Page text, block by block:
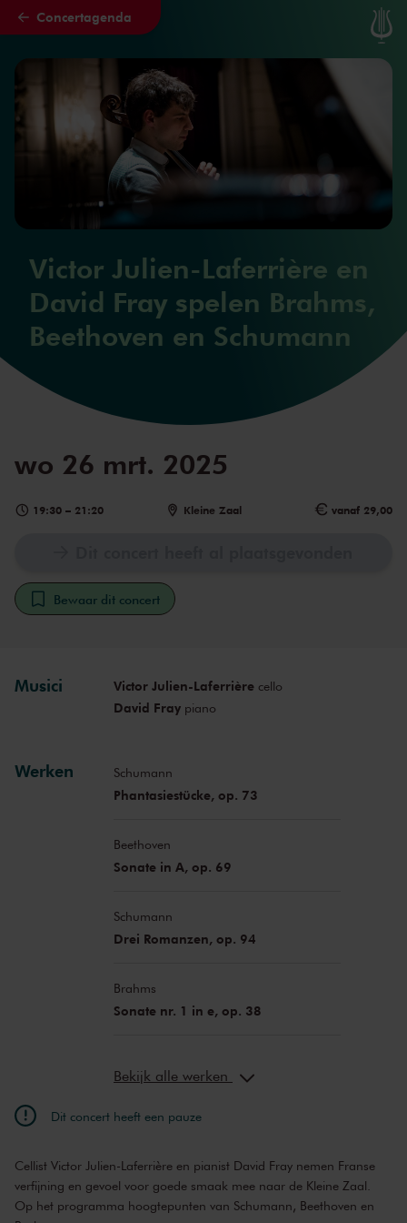
Naar hoofdcontent
Concertagenda
Victor Julien-Laferrière en
David Fray spelen Brahms,
Beethoven en Schumann
wo 26 mrt. 2025
19:30 – 21:20 Kleine Zaal vanaf 29,00
Bewaar dit concert
Musici Victor Julien-Laferrièrecello
David Fraypiano
Werken Schumann
Phantasiestücke, op. 73
Beethoven
Sonate in A, op. 69
Schumann
Drei Romanzen, op. 94
Brahms
Sonate nr. 1 in e, op. 38
Bekijk alle werken
Dit concert heeft een pauze
Cellist Victor Julien-Laferrière en pianist David Fray nemen Franse
verfijning en gevoel voor goede smaak mee naar de Kleine Zaal.
Op het programma hoogtepunten van Schumann, Beethoven en